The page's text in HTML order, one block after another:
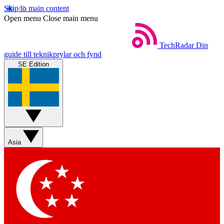
Skip to main content
Open menu Close main menu
TechRadar Din
guide till teknikprylar och fynd
SE Edition
Asia